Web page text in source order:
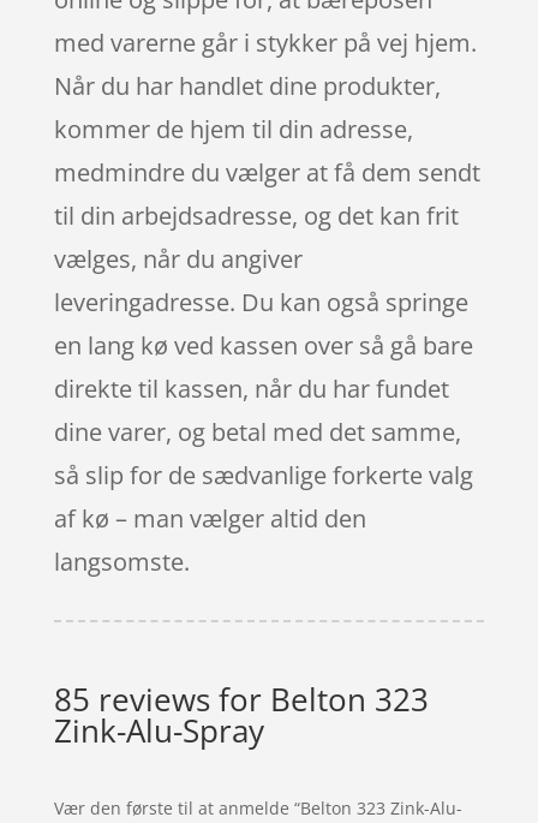
med varerne går i stykker på vej hjem.
Når du har handlet dine produkter,
kommer de hjem til din adresse,
medmindre du vælger at få dem sendt
til din arbejdsadresse, og det kan frit
vælges, når du angiver
leveringadresse. Du kan også springe
en lang kø ved kassen over så gå bare
direkte til kassen, når du har fundet
dine varer, og betal med det samme,
så slip for de sædvanlige forkerte valg
af kø – man vælger altid den
langsomste.
85 reviews for Belton 323
Zink-Alu-Spray
Vær den første til at anmelde “Belton 323 Zink-Alu-